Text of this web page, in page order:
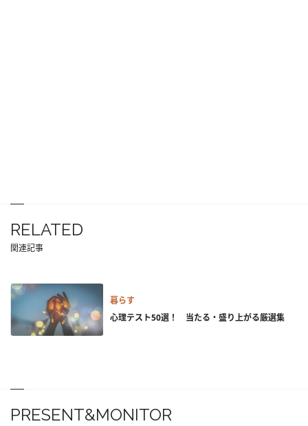
RELATED
関連記事
暮らす
心理テスト50選！ 当たる・盛り上がる厳選集
PRESENT&MONITOR